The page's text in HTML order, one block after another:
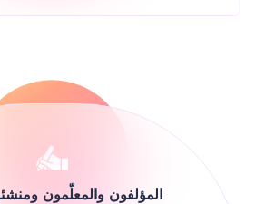
المؤلفون والمعلّمون ومنشئو